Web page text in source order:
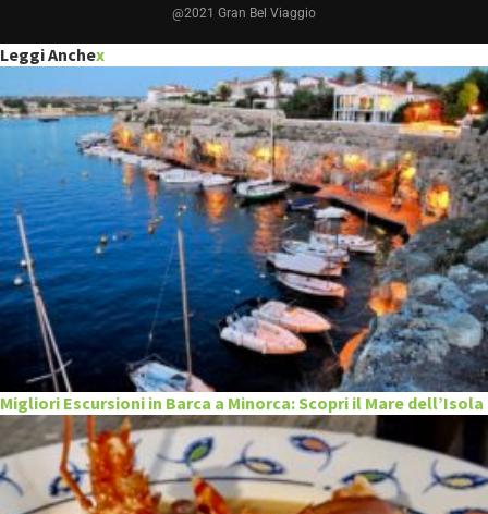
@2021 Gran Bel Viaggio
Leggi Anchex
Migliori Escursioni in Barca a Minorca: Scopri il Mare dell’Isola